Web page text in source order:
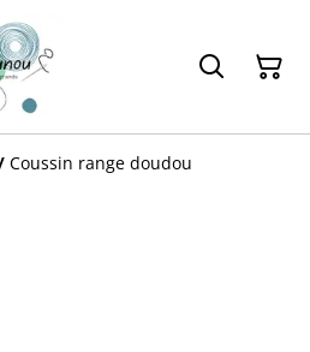
Coussin range doudou